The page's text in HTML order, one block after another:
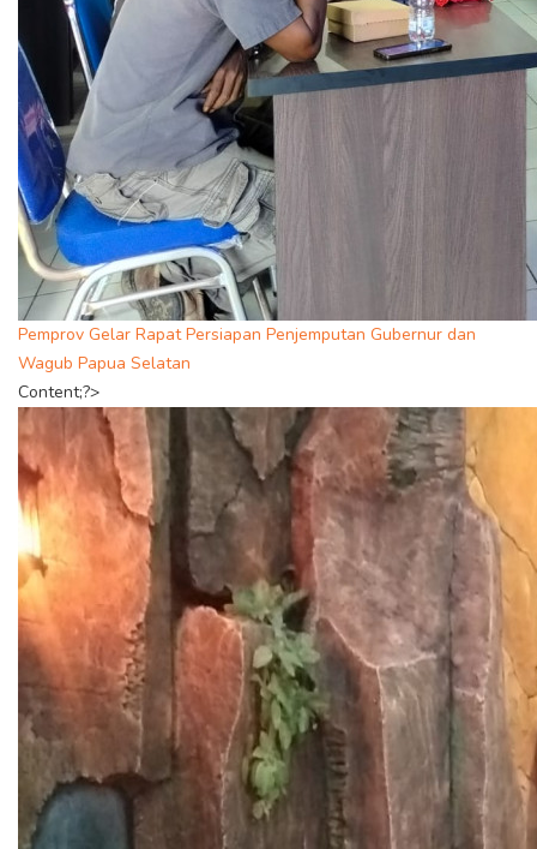
Pemprov Gelar Rapat Persiapan Penjemputan Gubernur dan
Wagub Papua Selatan
Content;?>